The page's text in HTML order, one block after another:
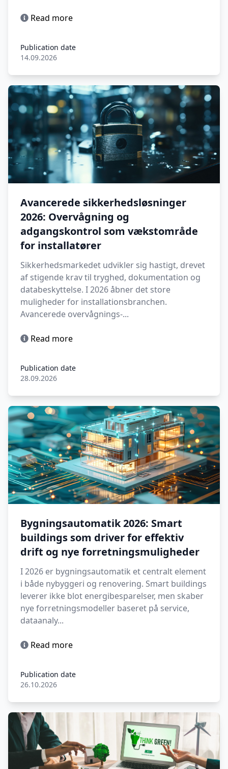
Read more
Publication date
14.09.2026
Avancerede sikkerhedsløsninger
2026: Overvågning og
adgangskontrol som vækstområde
for installatører
Sikkerhedsmarkedet udvikler sig hastigt, drevet
af stigende krav til tryghed, dokumentation og
databeskyttelse. I 2026 åbner det store
muligheder for installationsbranchen.
Avancerede overvågnings-...
Read more
Publication date
28.09.2026
Bygningsautomatik 2026: Smart
buildings som driver for effektiv
drift og nye forretningsmuligheder
I 2026 er bygningsautomatik et centralt element
i både nybyggeri og renovering. Smart buildings
leverer ikke blot energibesparelser, men skaber
nye forretningsmodeller baseret på service,
dataanaly...
Read more
Publication date
26.10.2026